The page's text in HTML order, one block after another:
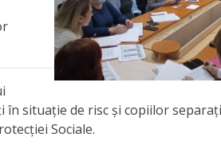
situație de risc și copiilor
Sociale.